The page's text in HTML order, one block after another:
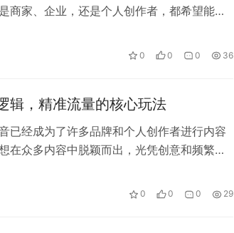
商家、企业，还是个人创作者，都希望能够
0 0 0 36
辑，精准流量的核心玩法
已经成为了许多品牌和个人创作者进行内容
在众多内容中脱颖而出，光凭创意和频繁更
0 0 0 29